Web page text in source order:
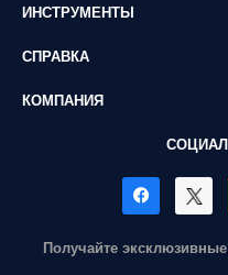
ИНСТРУМЕНТЫ
СПРАВКА
КОМПАНИЯ
Получайте